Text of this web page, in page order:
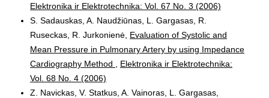
Elektronika ir Elektrotechnika: Vol. 67 No. 3 (2006)
S. Sadauskas, A. Naudžiūnas, L. Gargasas, R.
Ruseckas, R. Jurkonienė, Evaluation of Systolic and
Mean Pressure in Pulmonary Artery by using Impedance
Cardiography Method
Elektronika ir Elektrotechnika:
Vol. 68 No. 4 (2006)
Z. Navickas, V. Statkus, A. Vainoras, L. Gargasas,